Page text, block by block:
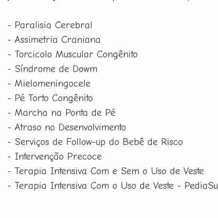
- Paralisia Cerebral
- Assimetria Craniana
- Torcicolo Muscular Congênito
- Síndrome de Dowm
- Mielomeningocele
- Pé Torto Congênito
- Marcha na Ponta de Pé
- Atraso no Desenvolvimento
- Serviços de Follow-up do Bebê de Risco
- Intervenção Precoce
- Terapia Intensiva Com e Sem o Uso de Veste
- Terapia Intensiva Com o Uso de Veste -